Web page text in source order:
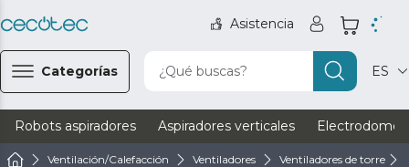
Asistencia
Categorías ¿Qué buscas? ES
Robots aspiradores Aspiradores verticales
Ventilación/Calefacción Ventiladores Ventiladores de torre